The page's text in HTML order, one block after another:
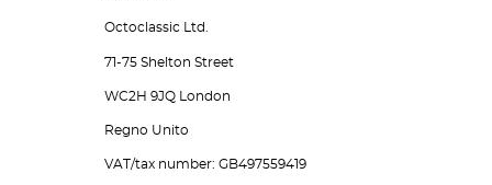
Octoclassic Ltd.
71-75 Shelton Street
WC2H 9JQ London
Regno Unito
VAT/tax number: GB497559419